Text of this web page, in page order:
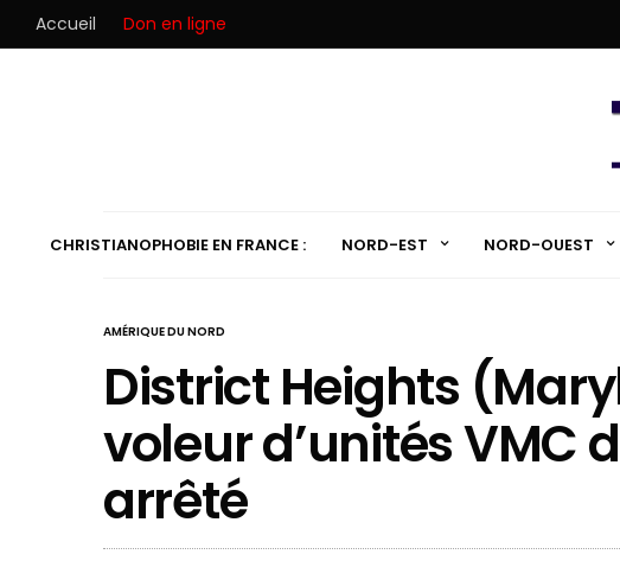
Accueil Don en ligne
CHRISTIANOPHOBIE EN FRANCE : NORD-EST NORD-OUEST
AMÉRIQUE DU NORD
District Heights
voleur d’unités VMC
arrêté